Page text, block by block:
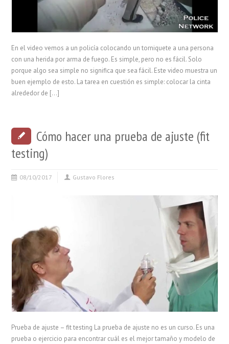
En el video vemos a un policía colocando un torniquete a una persona
con una herida por arma de fuego. Es simple, pero no es fácil. Solo
porque algo sea simple no significa que sea fácil. Este video muestra un
buen ejemplo de esto. La tarea en cuestión es simple: colocar la cinta
alrededor de […]
Cómo hacer una prueba de ajuste (fit
testing)
08/10/2017 Gustavo Flores
Prueba de ajuste – fit testing La prueba de ajuste no es un curso. Es una
prueba o ejercicio para encontrar cuál es el mejor tamaño y modelo de